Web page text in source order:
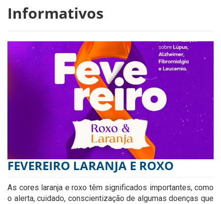
Informativos
FEVEREIRO LARANJA E ROXO
As cores laranja e roxo têm significados importantes, como
o alerta, cuidado, conscientização de algumas doenças que